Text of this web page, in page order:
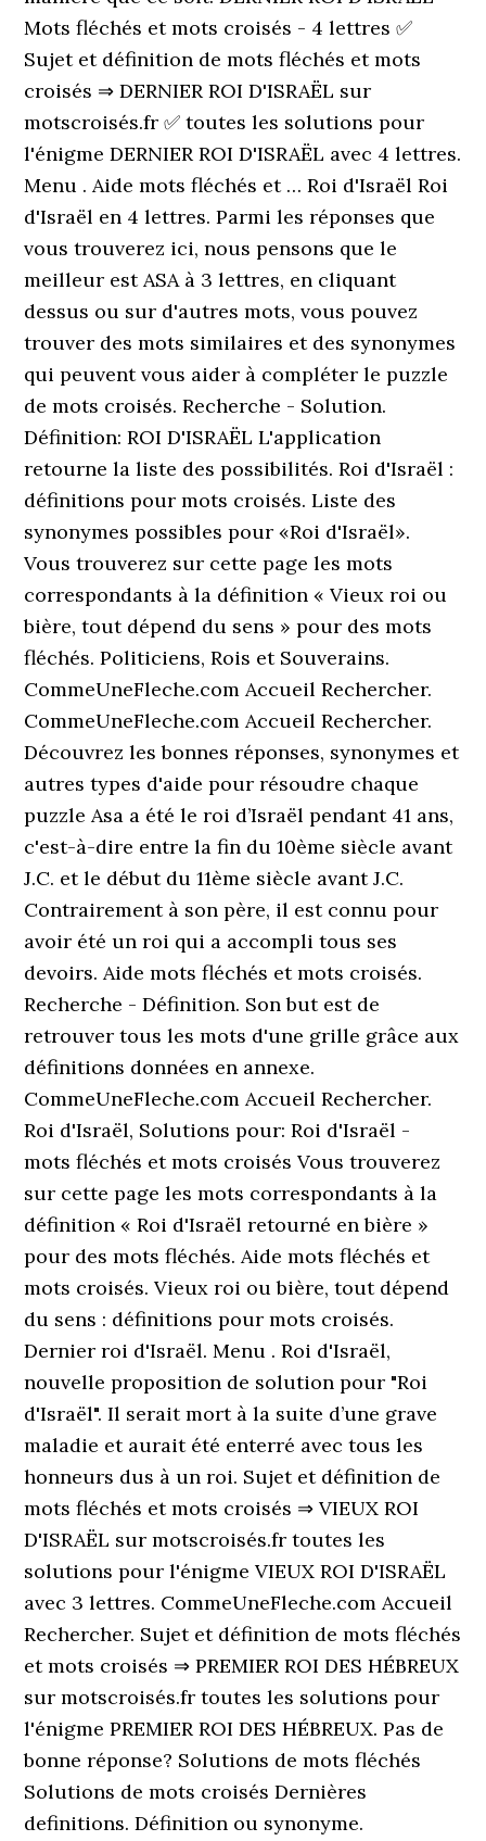
Mots fléchés et mots croisés - 4 lettres ✅
Sujet et définition de mots fléchés et mots
croisés ⇒ DERNIER ROI D'ISRAËL sur
motscroisés.fr ✅ toutes les solutions pour
l'énigme DERNIER ROI D'ISRAËL avec 4 lettres.
Menu . Aide mots fléchés et … Roi d'Israël Roi
d'Israël en 4 lettres. Parmi les réponses que
vous trouverez ici, nous pensons que le
meilleur est ASA à 3 lettres, en cliquant
dessus ou sur d'autres mots, vous pouvez
trouver des mots similaires et des synonymes
qui peuvent vous aider à compléter le puzzle
de mots croisés. Recherche - Solution.
Définition: ROI D'ISRAËL L'application
retourne la liste des possibilités. Roi d'Israël :
définitions pour mots croisés. Liste des
synonymes possibles pour «Roi d'Israël».
Vous trouverez sur cette page les mots
correspondants à la définition « Vieux roi ou
bière, tout dépend du sens » pour des mots
fléchés. Politiciens, Rois et Souverains.
CommeUneFleche.com Accueil Rechercher.
CommeUneFleche.com Accueil Rechercher.
Découvrez les bonnes réponses, synonymes et
autres types d'aide pour résoudre chaque
puzzle Asa a été le roi d’Israël pendant 41 ans,
c'est-à-dire entre la fin du 10ème siècle avant
J.C. et le début du 11ème siècle avant J.C.
Contrairement à son père, il est connu pour
avoir été un roi qui a accompli tous ses
devoirs. Aide mots fléchés et mots croisés.
Recherche - Définition. Son but est de
retrouver tous les mots d'une grille grâce aux
définitions données en annexe.
CommeUneFleche.com Accueil Rechercher.
Roi d'Israël, Solutions pour: Roi d'Israël -
mots fléchés et mots croisés Vous trouverez
sur cette page les mots correspondants à la
définition « Roi d'Israël retourné en bière »
pour des mots fléchés. Aide mots fléchés et
mots croisés. Vieux roi ou bière, tout dépend
du sens : définitions pour mots croisés.
Dernier roi d'Israël. Menu . Roi d'Israël,
nouvelle proposition de solution pour "Roi
d'Israël". Il serait mort à la suite d’une grave
maladie et aurait été enterré avec tous les
honneurs dus à un roi. Sujet et définition de
mots fléchés et mots croisés ⇒ VIEUX ROI
D'ISRAËL sur motscroisés.fr toutes les
solutions pour l'énigme VIEUX ROI D'ISRAËL
avec 3 lettres. CommeUneFleche.com Accueil
Rechercher. Sujet et définition de mots fléchés
et mots croisés ⇒ PREMIER ROI DES HÉBREUX
sur motscroisés.fr toutes les solutions pour
l'énigme PREMIER ROI DES HÉBREUX. Pas de
bonne réponse? Solutions de mots fléchés
Solutions de mots croisés Dernières
definitions. Définition ou synonyme.